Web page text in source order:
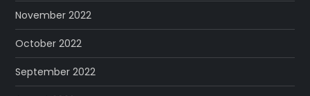
November 2022
October 2022
September 2022